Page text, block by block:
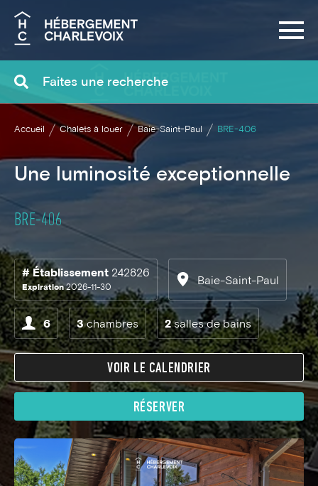
Recherche
Accueil Chalets à louer Baie-Saint-Paul BRE-406
Une luminosité exceptionnelle
BRE-406
# Établissement 242826
Expiration2026-11-30
Baie-Saint-Paul
6 3chambres 2salles de bains
VOIR LE CALENDRIER
RÉSERVER